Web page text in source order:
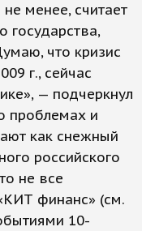
менее, считает
государства,
что кризис
г., сейчас
— подчеркнул
проблемах и
как снежный
российского
не все
финанс» (см.
10-